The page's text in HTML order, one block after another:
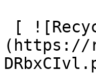
(https://